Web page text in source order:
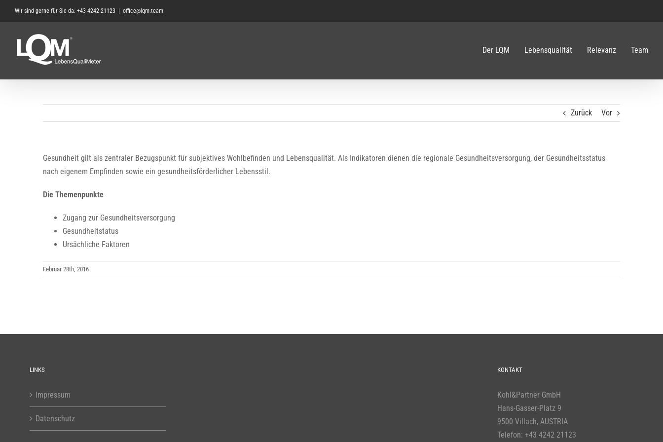
Wir sind gerne für Sie da: +43 4242 21123 office@lqm.team
Der LQM Lebensqualität Relevanz Team
Zurück Vor
Gesundheit gilt als zentraler Bezugspunkt für subjektives Wohlbefinden und Lebensqualität. Als Indikatoren dienen die regionale Gesundheitsversorgung, der Gesundheitsstatus
nach eigenem Empfinden sowie ein gesundheitsförderlicher Lebensstil.
Die Themenpunkte
Zugang zur Gesundheitsversorgung
Gesundheitstatus
Ursächliche Faktoren
Februar 28th, 2016
LINKS
Impressum
Datenschutz
KONTAKT
Kohl&Partner GmbH
Hans-Gasser-Platz 9
9500 Villach, AUSTRIA
Telefon: +43 4242 21123